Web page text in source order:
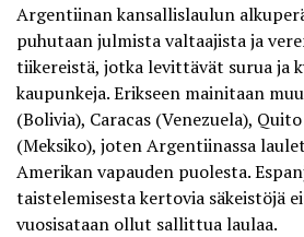
Argentiinan kansallislaulun
puhutaan julmista valtaajista ja
tiikereistä, jotka levittävät surua ja
kaupunkeja. Erikseen mainitaan
(Bolivia), Caracas (Venezuela),
(Meksiko), joten Argentiinassa
Amerikan vapauden puolesta.
taistelemisesta kertovia säkeistöjä
vuosisataan ollut sallittua laulaa.